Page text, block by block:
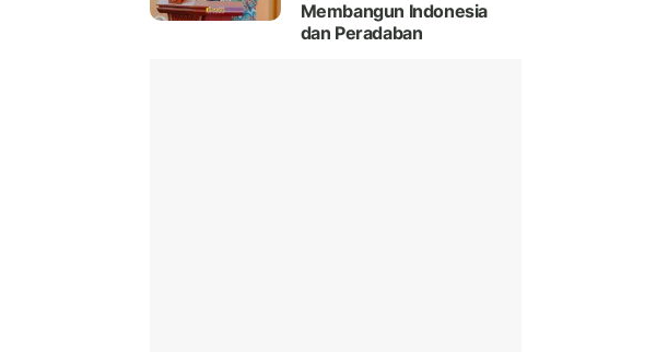
Membangun Indonesia
dan Peradaban